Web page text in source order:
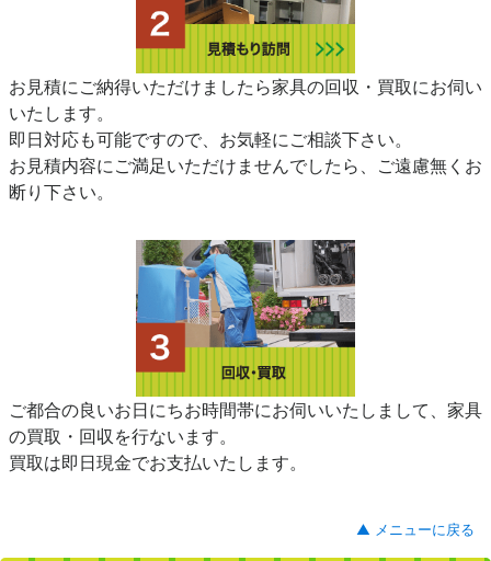
お見積にご納得いただけましたら家具の回収・買取にお伺い
いたします。
即日対応も可能ですので、お気軽にご相談下さい。
お見積内容にご満足いただけませんでしたら、ご遠慮無くお
断り下さい。
ご都合の良いお日にちお時間帯にお伺いいたしまして、家具
の買取・回収を行ないます。
買取は即日現金でお支払いたします。
▲ メニューに戻る